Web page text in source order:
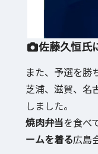
佐藤久恒氏
また、予選を勝
芝浦、滋賀、名
しました。
焼肉弁当を食べ
ームを着る広島